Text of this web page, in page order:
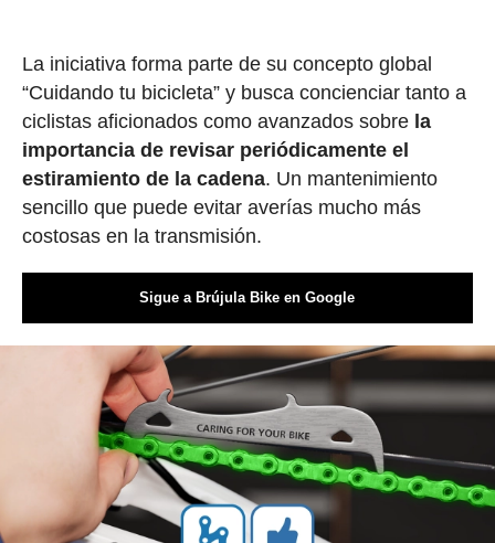
La iniciativa forma parte de su concepto global
“Cuidando tu bicicleta” y busca concienciar tanto a
ciclistas aficionados como avanzados sobrela
importancia de revisar periódicamente el
estiramiento de la cadena. Un mantenimiento
sencillo que puede evitar averías mucho más
costosas en la transmisión.
Sigue a Brújula Bike en Google